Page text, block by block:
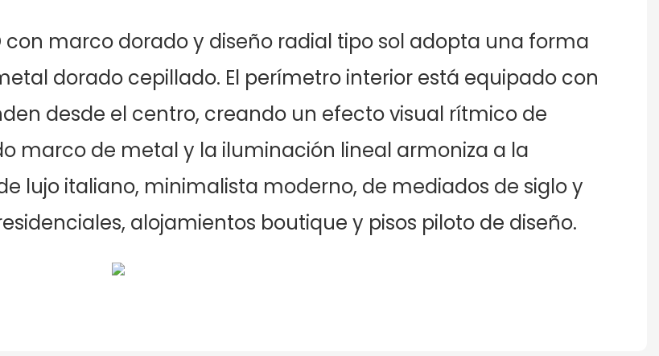
con marco dorado y diseño radial tipo sol adopta una forma
dorado cepillado. El perímetro interior está equipado con
desde el centro, creando un efecto visual rítmico de
marco de metal y la iluminación lineal armoniza a la
lujo italiano, minimalista moderno, de mediados de siglo y
alojamientos boutique y pisos piloto de diseño.